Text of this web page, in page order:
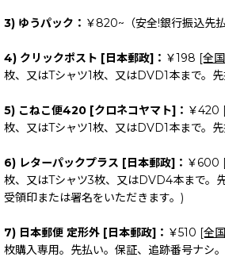
3) ゆうパック： ￥820~（安全!銀行振込先
4) クリックポスト [日本郵政]： ￥198 [全
枚、又はTシャツ1枚、又はDVD1本まで。
5) こねこ便420 [クロネコヤマト]： ￥420
枚、又はTシャツ1枚、又はDVD1本まで。
6) レターパックプラス [日本郵政]： ￥600
枚、又はTシャツ3枚、又はDVD4本まで。
受領印または署名をいただきます。)
7) 日本郵便 定形外 [日本郵政]： ￥510 [全
枚購入専用。先払い。保証、追跡番号ナシ